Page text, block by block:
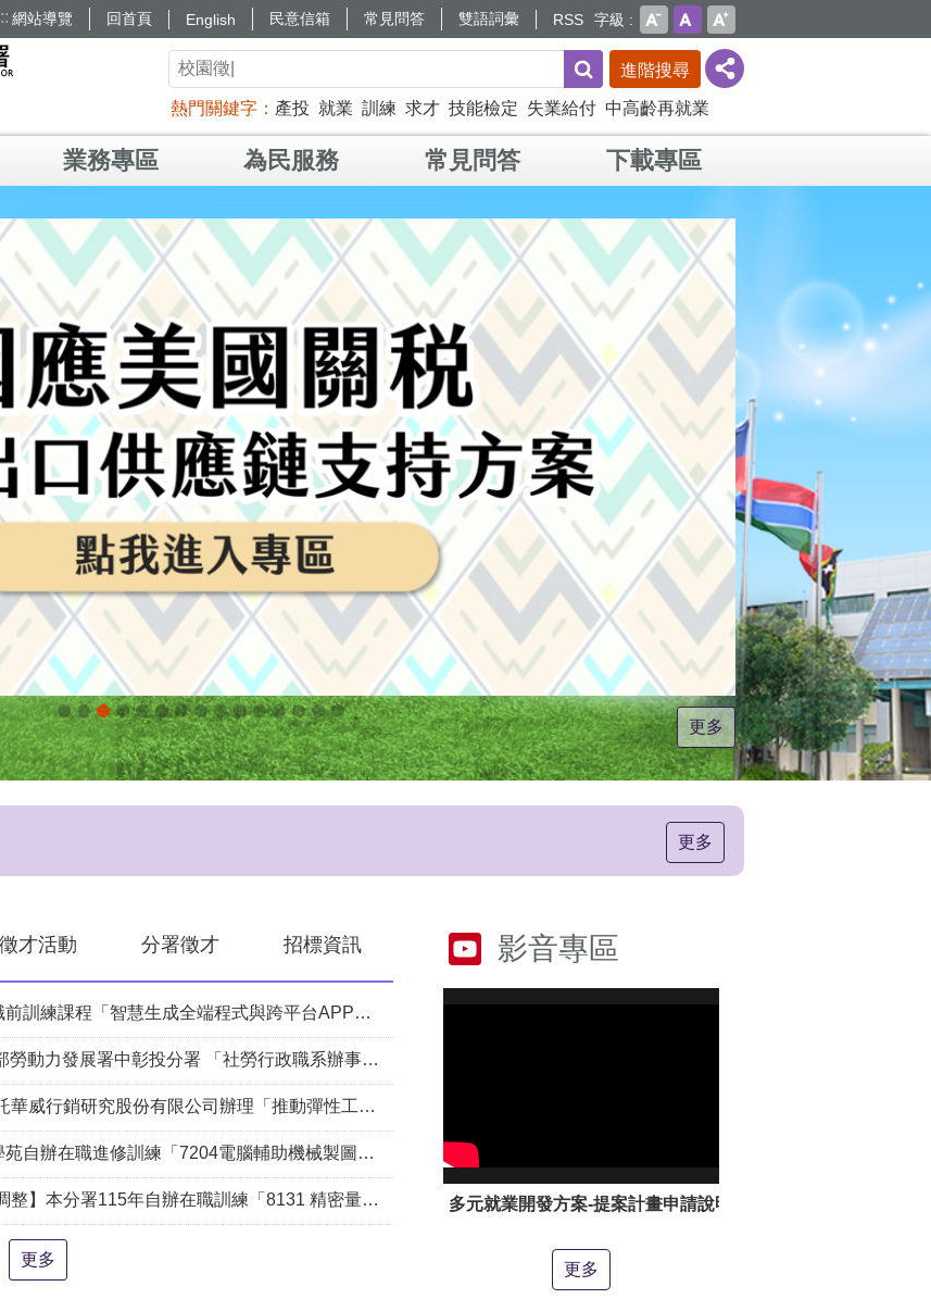
網站導覽 回首頁 English 民意信箱 常見問答 雙語詞彙 RSS 字級
進階搜尋
熱門關鍵字 產投 就業 訓練 求才 技能檢定 失業給付 中高齡再就業
業務專區 為民服務 常見問答 下載專區
更多
更多
徵才活動 分署徵才 招標資訊
生成全端程式與跨平台APP整合實務班第2期(臺中)」甄試錄取名單公告。
展署中彰投分署 「社勞行政職系辦事員」職缺1名公開徵才
有限公司辦理「推動彈性工作對促進中高齡就業及職場適應之探討」問卷調查
助機械製圖進階班(SolidWorks)」、「7205 手機拍片短影音行銷班」甄試錄取名單公告(詳如附件)
測進階_三次元掃描量測CAD輔助編程&影像量測儀結合接觸式測頭實務班」延長招生、調整甄試日期及訓練期程公告。
更多
影音專區
多元就業開發方案-提案計畫申請說明影片
更多